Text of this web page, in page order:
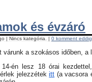
és évzáró
| Nincs kategória. | 0 komment eddig
várunk a szokásos időben,
14-én lesz 18 órai
jelezzétekitt (a vacsora